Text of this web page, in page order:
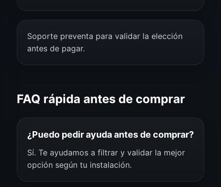
Soporte preventa para validar la elección
antes de pagar.
FAQ rápida antes de comprar
¿Puedo pedir ayuda antes de comprar?
Sí. Te ayudamos a filtrar y validar la mejor
opción según tu instalación.